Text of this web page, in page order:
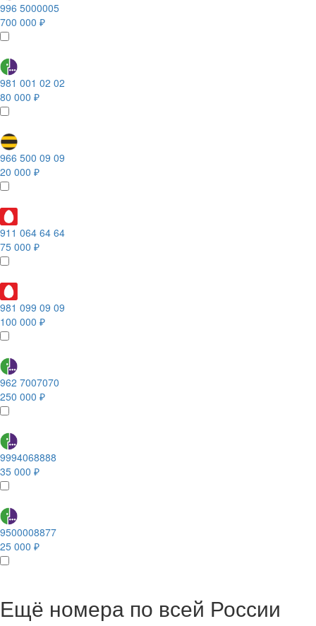
996 5000005
700 000 ₽
981 001 02 02
80 000 ₽
966 500 09 09
20 000 ₽
911 064 64 64
75 000 ₽
981 099 09 09
100 000 ₽
962 7007070
250 000 ₽
9994068888
35 000 ₽
9500008877
25 000 ₽
Ещё номера по всей России